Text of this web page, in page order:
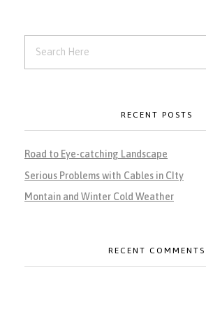
RECENT POSTS
Road to Eye-catching Landscape
Serious Problems with Cables in CIty
Montain and Winter Cold Weather
RECENT COMMENTS